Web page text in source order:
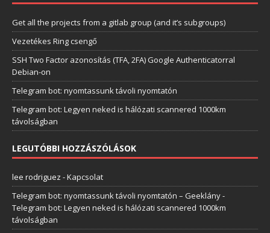
Get all the projects from a gitlab group (and it’s subgroups)
Vezetékes Ring csengő
SSH Two Factor azonosítás (TFA, 2FA) Google Authenticatorral
Debian-on
Telegram bot: nyomtassunk távoli nyomtatón
Telegram bot: Legyen neked is hálózati scannered 1000km
távolságban
LEGUTÓBBI HOZZÁSZÓLÁSOK
lee rodriguez -Kapcsolat
Telegram bot: nyomtassunk távoli nyomtatón – Geeklány-
Telegram bot: Legyen neked is hálózati scannered 1000km
távolságban